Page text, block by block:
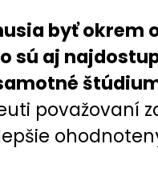
byť
sú aj
považovaní